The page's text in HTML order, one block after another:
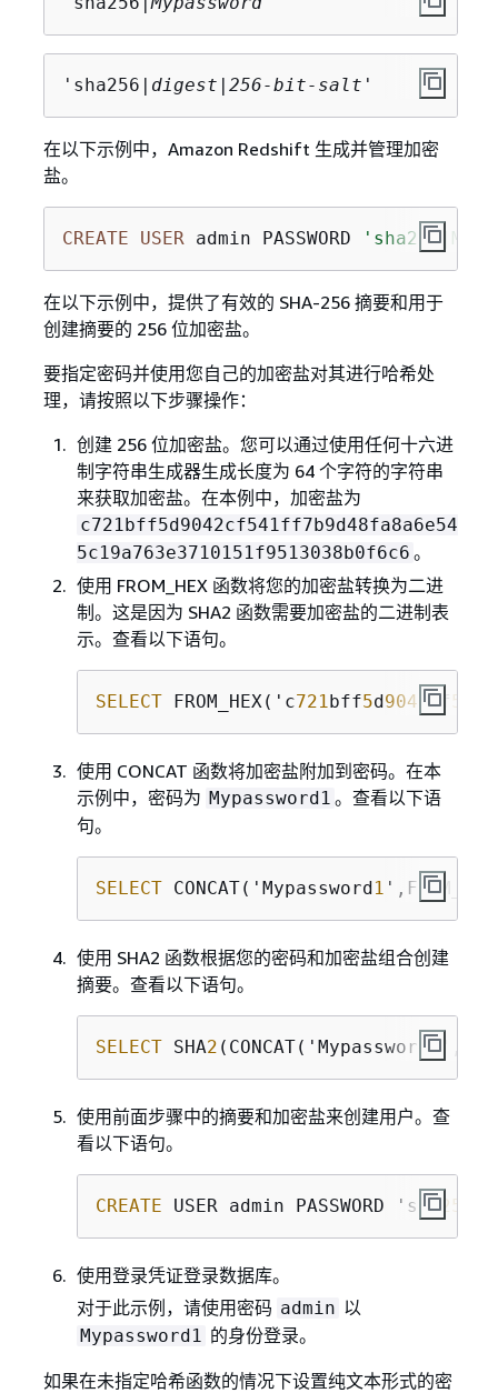
'sha256| digest | 256-bit-salt '
在以下示例中，Amazon Redshift 生成并管理加密
盐。
CREATE USER admin PASSWORD
在以下示例中，提供了有效的 SHA-256 摘要和用于
创建摘要的 256 位加密盐。
要指定密码并使用您自己的加密盐对其进行哈希处
理，请按照以下步骤操作：
创建 256 位加密盐。您可以通过使用任何十六进
制字符串生成器生成长度为 64 个字符的字符串
来获取加密盐。在本例中，加密盐为
c721bff5d9042cf541ff7b9d48fa8a6e54
5c19a763e3710151f9513038b0f6c6 。
使用 FROM_HEX 函数将您的加密盐转换为二进
制。这是因为 SHA2 函数需要加密盐的二进制表
示。查看以下语句。
SELECT FROM_HEX('c721bff5d9042cf 541
使用 CONCAT 函数将加密盐附加到密码。在本
示例中，密码为 Mypassword1 。查看以下语
句。
SELECT CONCAT('Mypassword1
使用 SHA2 函数根据您的密码和加密盐组合创建
摘要。查看以下语句。
SELECT SHA2 (CONCAT('Mypassword1
使用前面步骤中的摘要和加密盐来创建用户。查
看以下语句。
CREATE USER admin PASSWORD 'sha256
使用登录凭证登录数据库。
对于此示例，请使用密码 admin 以
Mypassword1 的身份登录。
如果在未指定哈希函数的情况下设置纯文本形式的密